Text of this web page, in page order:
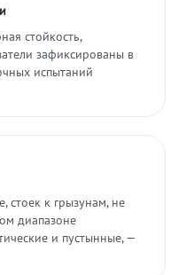
стойкость,
зафиксированы в
испытаний
стоек к грызунам, не
диапазоне
и пустынные, —